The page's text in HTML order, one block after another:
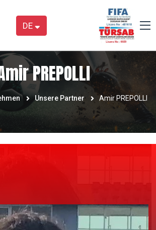
DE
PREPOLLI
Unsere Partner Amir PREPOLLI